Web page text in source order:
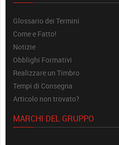
Glossario dei Termini
Come e Fatto!
Notizie
Obblighi Formativi
Realizzare un Timbro
Tempi di Consegna
Articolo non trovato?
MARCHI DEL GRUPPO